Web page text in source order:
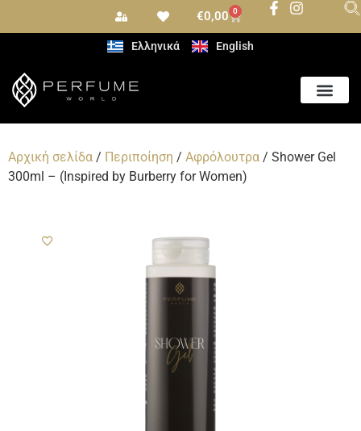
€0,00 0
Ελληνικά English
Αρχική σελίδα / Περιποίηση / Αφρόλουτρα / Shower Gel
300ml – (Inspired by Burberry for Women)